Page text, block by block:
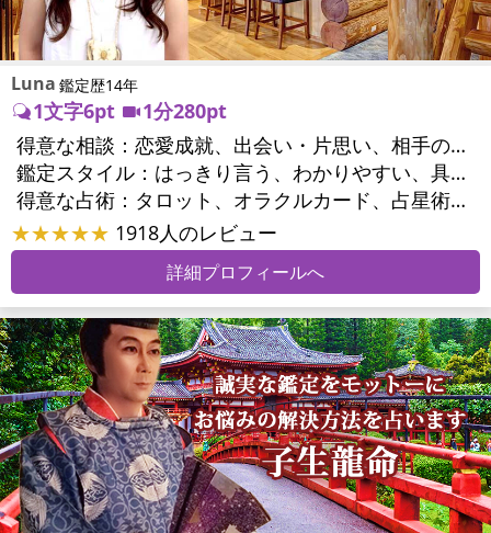
Luna 鑑定歴14年
1文字6pt
1分280pt
得意な相談：
恋愛成就、出会い・片思い、相手の気持ち、結婚、男心・女心、二人の今後、複雑な恋愛、三角関係、浮気、不倫、離婚、同性愛・LGBT、人間関係、職場の人間関係、対人関係、仕事運、転職、進路、就職、人生全般、夢、目標、ビジネスチャンス、家族関係、夫婦関係、家庭問題、夫婦問題、シングルマザー、心の問題、ストレス、人生相談
鑑定スタイル：
はっきり言う、わかりやすい、具体的、的確、納得感、友達のように相談できる、聞き上手、とても話しやすい、じっくり聞いてくれる、愛にあふれ温かい、勇気をくれる、前向き・元気になれる
得意な占術：
タロット、オラクルカード、占星術、数秘術、手相、カウンセリング、ルノルマンカード
★★★★★ 1918人のレビュー
詳細プロフィールへ